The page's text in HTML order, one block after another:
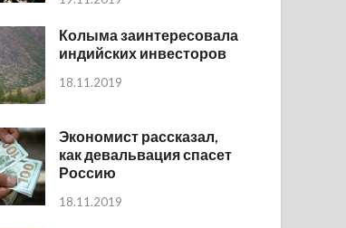
Колыма заинтересовала
индийских инвесторов
18.11.2019
Экономист рассказал,
как девальвация спасет
Россию
18.11.2019